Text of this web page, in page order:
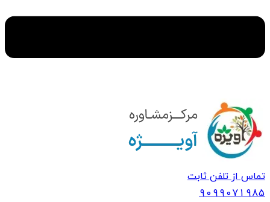
تماس از تلفن ثابت
9099071985